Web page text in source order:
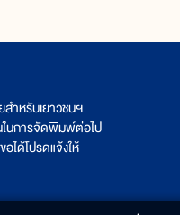
ำหรับเยาวชนฯ
ในการจัดพิมพ์ต่อไป
ได้โปรดแจ้งให้